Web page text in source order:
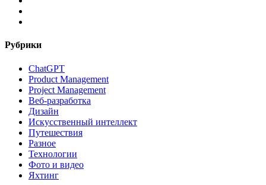
Рубрики
ChatGPT
Product Management
Project Management
Веб-разработка
Дизайн
Искусственный интеллект
Путешествия
Разное
Технологии
Фото и видео
Яхтинг